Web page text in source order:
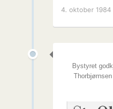
4. oktober 1984
Bystyret